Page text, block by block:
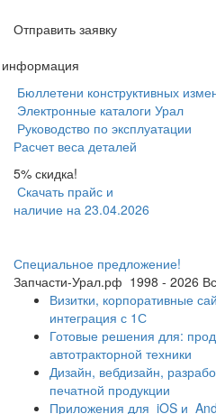
Отправить заявку
информация
Бюллетени конструктивных
Электронные каталоги Урал
Руководство по эксплуатации
Расчет веса деталей
5% скидка!
Скачать прайс и
наличие на 23.04.2026
Специальное предложение!
Запчасти-Урал.рф 1998 - 2026
Визитки, корпоративные
интеграция с 1С
Готовые решения для:
автотракторной техники
Дизайн, вебдизайн,
печатной продукции
Приложения для iOS и